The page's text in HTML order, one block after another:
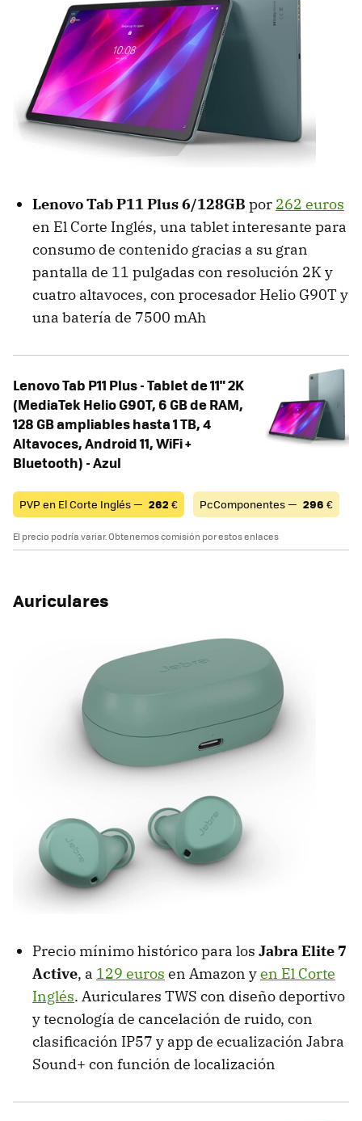
Lenovo Tab P11 Plus 6/128GB por 262 euros
en El Corte Inglés, una tablet interesante para
consumo de contenido gracias a su gran
pantalla de 11 pulgadas con resolución 2K y
cuatro altavoces, con procesador Helio G90T y
una batería de 7500 mAh
Lenovo Tab P11 Plus - Tablet de 11" 2K
(MediaTek Helio G90T, 6 GB de RAM,
128 GB ampliables hasta 1 TB, 4
Altavoces, Android 11, WiFi +
Bluetooth) - Azul
PVP en El Corte Inglés — 262 € PcComponentes — 296 €
El precio podría variar. Obtenemos comisión por estos enlaces
Auriculares
Precio mínimo histórico para los Jabra Elite 7
Active, a 129 euros en Amazon yen El Corte
Inglés. Auriculares TWS con diseño deportivo
y tecnología de cancelación de ruido, con
clasificación IP57 y app de ecualización Jabra
Sound+ con función de localización